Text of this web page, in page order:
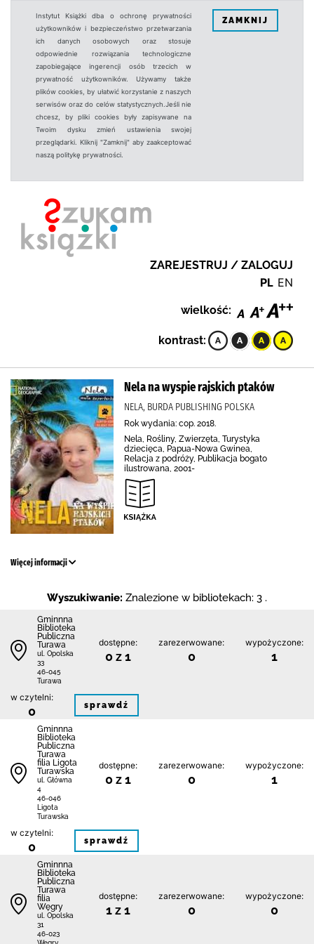
Instytut Książki dba o ochronę prywatności
użytkowników i bezpieczeństwo przetwarzania
ich danych osobowych oraz stosuje
odpowiednie rozwiązania technologiczne
zapobiegające ingerencji osób trzecich w
prywatność użytkowników. Używamy także
plików cookies, by ułatwić korzystanie z naszych
serwisów oraz do celów statystycznych.Jeśli nie
chcesz, by pliki cookies były zapisywane na
Twoim dysku zmień ustawienia swojej
przeglądarki. Kliknij "Zamknij" aby zaakceptować
naszą politykę prywatności.
ZAMKNIJ
ZAREJESTRUJ / ZALOGUJ
PL EN
wielkość:
kontrast:
Nela na wyspie rajskich ptaków
NELA, BURDA PUBLISHING POLSKA
Rok wydania: cop. 2018.
Nela, Rośliny, Zwierzęta, Turystyka
dziecięca, Papua-Nowa Gwinea,
Relacja z podróży, Publikacja bogato
ilustrowana, 2001-
Więcej informacji
Wyszukiwanie: Znalezione w bibliotekach: 3 .
Gminnna
Biblioteka
Publiczna
Turawa
ul. Opolska
33
46-045
Turawa
dostępne:
0 z 1
zarezerwowane:
0
wypożyczone:
1
w czytelni:
0 sprawdź
Gminnna
Biblioteka
Publiczna
Turawa
filia Ligota
Turawska
ul. Główna
4
46-046
Ligota
Turawska
dostępne:
0 z 1
zarezerwowane:
0
wypożyczone:
1
w czytelni:
0 sprawdź
Gminnna
Biblioteka
Publiczna
Turawa
filia
Węgry
ul. Opolska
31
46-023
dostępne:
1 z 1
zarezerwowane:
0
wypożyczone:
0